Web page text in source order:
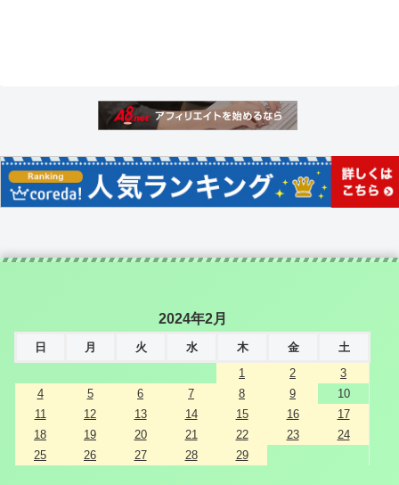
2024年2月
日 月 火 水 木 金
土
1
2
3
4
5 6 7 8 9
10
11
12 13 14 15 16
17
18
19 20 21 22 23
24
25
26 27 28 29